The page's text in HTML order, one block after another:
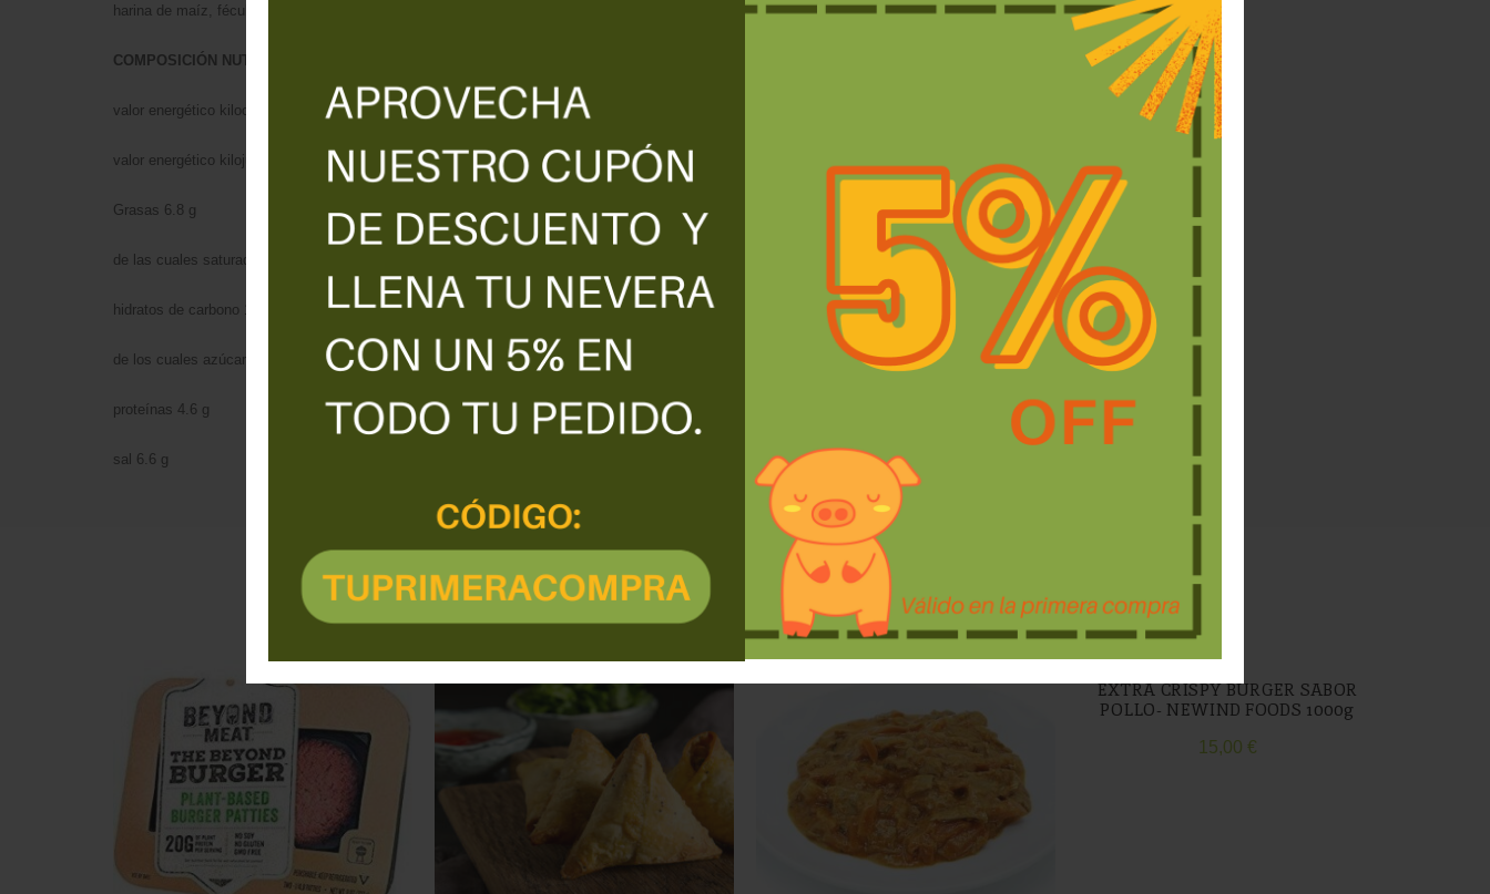
harina de maíz, fécula de patata, espesante (goma xantana). *SOJA sin GMO.
COMPOSICIÓN NUTRICIONAL Valores medios por 100 g
valor energético kilocalorías 161 kcal
valor energético kilojulios 670 kj
Grasas 6.8 g
de las cuales saturadas 5.5 g
hidratos de carbono 17 g
de los cuales azúcares 0.6 g
proteínas 4.6 g
sal 6.6 g
PRODUCTOS RELACIONADOS
EXTRA CRISPY BURGER SABOR
POLLO- NEWIND FOODS 1000g
15,00 €